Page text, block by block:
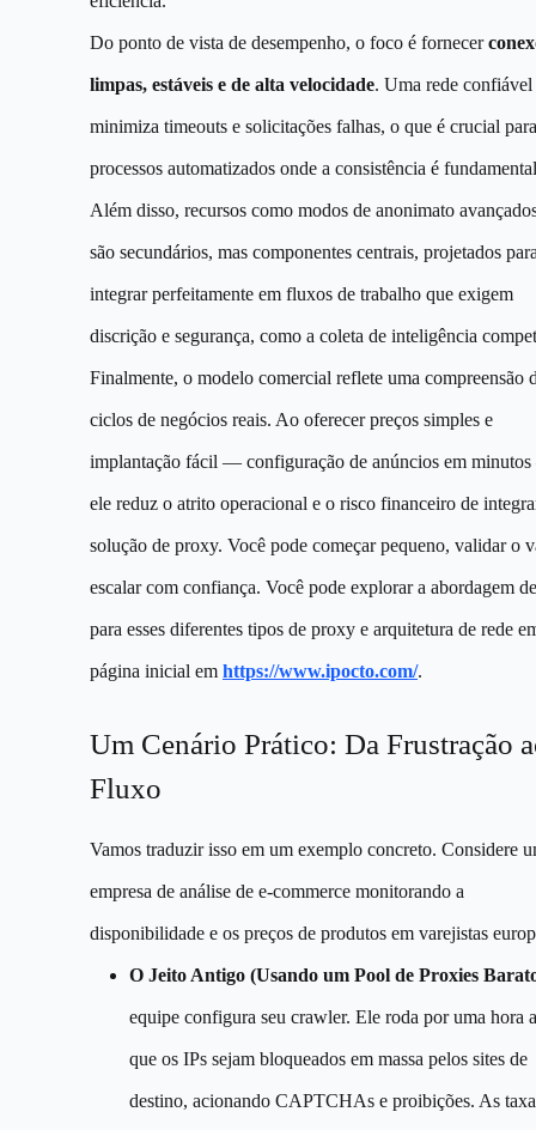
Do ponto de vista de desempenho, o foco é fornecer
limpas, estáveis e de alta velocidade. Uma rede confiável
minimiza timeouts e solicitações falhas, o que é crucial para
processos automatizados onde a consistência é
Além disso, recursos como modos de anonimato
são secundários, mas componentes centrais, projetados
integrar perfeitamente em fluxos de trabalho que exigem
discrição e segurança, como a coleta de inteligência
Finalmente, o modelo comercial reflete uma compreensão
ciclos de negócios reais. Ao oferecer preços simples e
implantação fácil — configuração de anúncios em
ele reduz o atrito operacional e o risco financeiro de
solução de proxy. Você pode começar pequeno, validar o
escalar com confiança. Você pode explorar a abordagem
para esses diferentes tipos de proxy e arquitetura de rede
página inicial em https://www.ipocto.com/.
Um Cenário Prático: Da Frustração
Fluxo
Vamos traduzir isso em um exemplo concreto. Considere
empresa de análise de e-commerce monitorando a
disponibilidade e os preços de produtos em varejistas
O Jeito Antigo (Usando um Pool de Proxies
equipe configura seu crawler. Ele roda por uma hora
que os IPs sejam bloqueados em massa pelos sites de
destino, acionando CAPTCHAs e proibições. As